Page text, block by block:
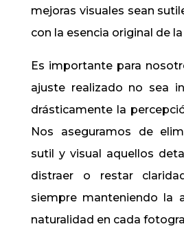
mejoras visuales sean
con la esencia original de
Es importante para
ajuste realizado no sea
drásticamente la
Nos aseguramos de
sutil y visual aquellos
distraer o restar
siempre manteniendo la
naturalidad en cada